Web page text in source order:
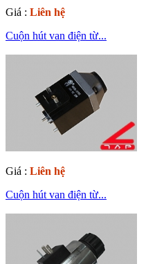
Giá : Liên hệ
Cuộn hút van điện từ...
Giá : Liên hệ
Cuộn hút van điện từ...